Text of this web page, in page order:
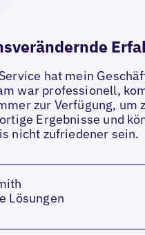
hat mein
war professionell,
zur Verfügung, um
Ergebnisse und
nicht zufriedener sein.
Lösungen